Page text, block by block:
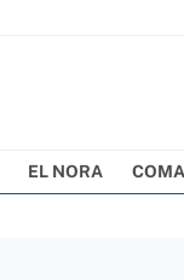
EL NORA